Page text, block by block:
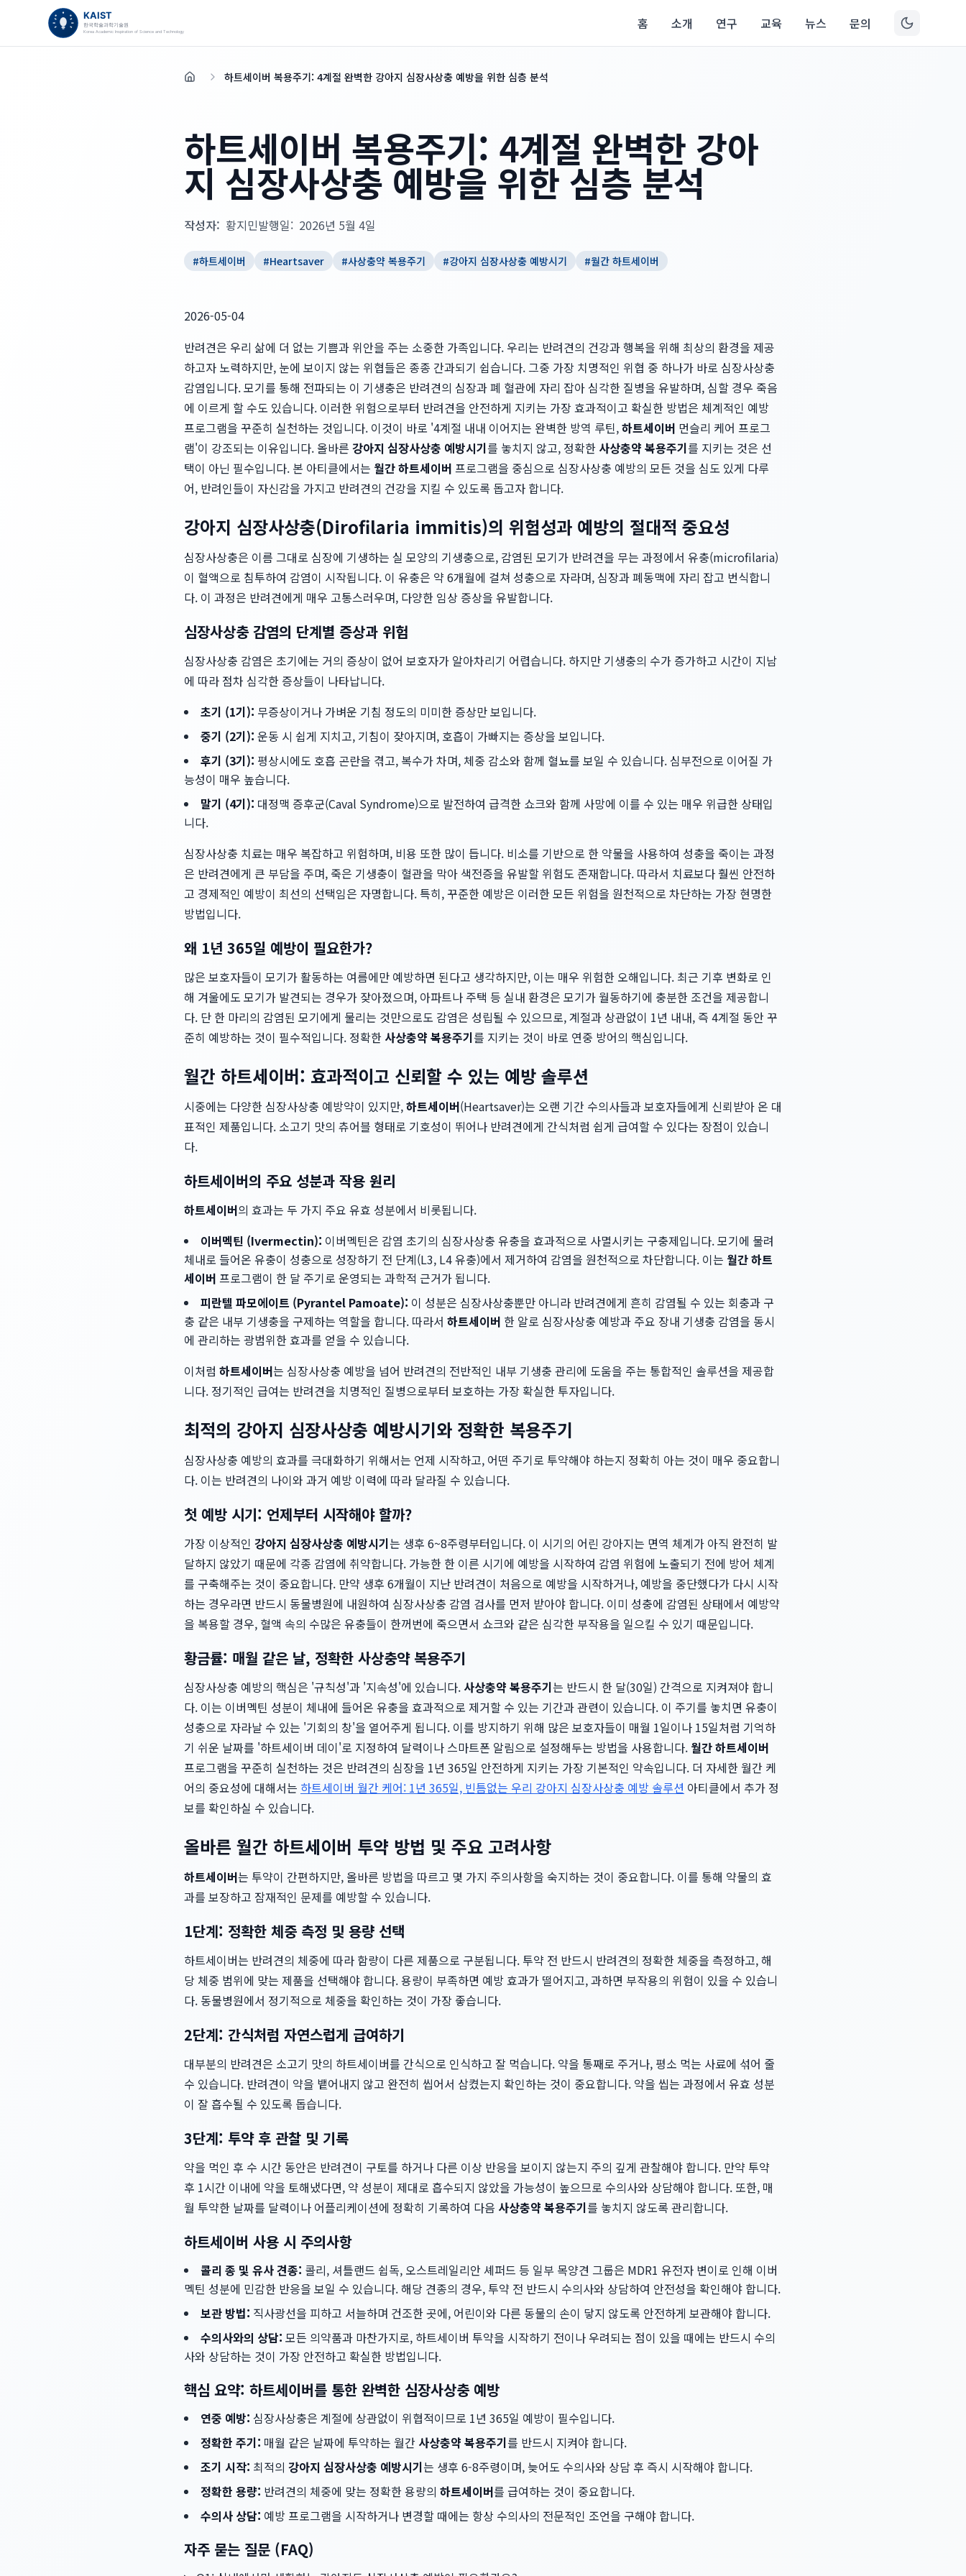
홈 소개 연구 교육 뉴스 문의
홈 하트세이버 복용주기: 4계절 완벽한 강아지 심장사상충 예방을 위한 심층 분석
하트세이버 복용주기: 4계절 완벽한 강아
지 심장사상충 예방을 위한 심층 분석
작성자: 황지민발행일: 2026년 5월 4일
#하트세이버 #Heartsaver #사상충약 복용주기 #강아지 심장사상충 예방시기 #월간 하트세이버
2026-05-04
반려견은 우리 삶에 더 없는 기쁨과 위안을 주는 소중한 가족입니다. 우리는 반려견의 건강과 행복을 위해 최상의 환경을 제공
하고자 노력하지만, 눈에 보이지 않는 위협들은 종종 간과되기 쉽습니다. 그중 가장 치명적인 위협 중 하나가 바로 심장사상충
감염입니다. 모기를 통해 전파되는 이 기생충은 반려견의 심장과 폐 혈관에 자리 잡아 심각한 질병을 유발하며, 심할 경우 죽음
에 이르게 할 수도 있습니다. 이러한 위험으로부터 반려견을 안전하게 지키는 가장 효과적이고 확실한 방법은 체계적인 예방
프로그램을 꾸준히 실천하는 것입니다. 이것이 바로 '4계절 내내 이어지는 완벽한 방역 루틴,하트세이버 먼슬리 케어 프로그
램'이 강조되는 이유입니다. 올바른 강아지 심장사상충 예방시기를 놓치지 않고, 정확한 사상충약 복용주기를 지키는 것은 선
택이 아닌 필수입니다. 본 아티클에서는 월간 하트세이버 프로그램을 중심으로 심장사상충 예방의 모든 것을 심도 있게 다루
어, 반려인들이 자신감을 가지고 반려견의 건강을 지킬 수 있도록 돕고자 합니다.
강아지 심장사상충(Dirofilaria immitis)의 위험성과 예방의 절대적 중요성
심장사상충은 이름 그대로 심장에 기생하는 실 모양의 기생충으로, 감염된 모기가 반려견을 무는 과정에서 유충(microfilaria)
이 혈액으로 침투하여 감염이 시작됩니다. 이 유충은 약 6개월에 걸쳐 성충으로 자라며, 심장과 폐동맥에 자리 잡고 번식합니
다. 이 과정은 반려견에게 매우 고통스러우며, 다양한 임상 증상을 유발합니다.
심장사상충 감염의 단계별 증상과 위험
심장사상충 감염은 초기에는 거의 증상이 없어 보호자가 알아차리기 어렵습니다. 하지만 기생충의 수가 증가하고 시간이 지남
에 따라 점차 심각한 증상들이 나타납니다.
초기 (1기): 무증상이거나 가벼운 기침 정도의 미미한 증상만 보입니다.
중기 (2기): 운동 시 쉽게 지치고, 기침이 잦아지며, 호흡이 가빠지는 증상을 보입니다.
후기 (3기): 평상시에도 호흡 곤란을 겪고, 복수가 차며, 체중 감소와 함께 혈뇨를 보일 수 있습니다. 심부전으로 이어질 가
능성이 매우 높습니다.
말기 (4기): 대정맥 증후군(Caval Syndrome)으로 발전하여 급격한 쇼크와 함께 사망에 이를 수 있는 매우 위급한 상태입
니다.
심장사상충 치료는 매우 복잡하고 위험하며, 비용 또한 많이 듭니다. 비소를 기반으로 한 약물을 사용하여 성충을 죽이는 과정
은 반려견에게 큰 부담을 주며, 죽은 기생충이 혈관을 막아 색전증을 유발할 위험도 존재합니다. 따라서 치료보다 훨씬 안전하
고 경제적인 예방이 최선의 선택임은 자명합니다. 특히, 꾸준한 예방은 이러한 모든 위험을 원천적으로 차단하는 가장 현명한
방법입니다.
왜 1년 365일 예방이 필요한가?
많은 보호자들이 모기가 활동하는 여름에만 예방하면 된다고 생각하지만, 이는 매우 위험한 오해입니다. 최근 기후 변화로 인
해 겨울에도 모기가 발견되는 경우가 잦아졌으며, 아파트나 주택 등 실내 환경은 모기가 월동하기에 충분한 조건을 제공합니
다. 단 한 마리의 감염된 모기에게 물리는 것만으로도 감염은 성립될 수 있으므로, 계절과 상관없이 1년 내내, 즉 4계절 동안 꾸
준히 예방하는 것이 필수적입니다. 정확한 사상충약 복용주기를 지키는 것이 바로 연중 방어의 핵심입니다.
월간 하트세이버: 효과적이고 신뢰할 수 있는 예방 솔루션
시중에는 다양한 심장사상충 예방약이 있지만,하트세이버(Heartsaver)는 오랜 기간 수의사들과 보호자들에게 신뢰받아 온 대
표적인 제품입니다. 소고기 맛의 츄어블 형태로 기호성이 뛰어나 반려견에게 간식처럼 쉽게 급여할 수 있다는 장점이 있습니
다.
하트세이버의 주요 성분과 작용 원리
하트세이버의 효과는 두 가지 주요 유효 성분에서 비롯됩니다.
이버멕틴 (Ivermectin): 이버멕틴은 감염 초기의 심장사상충 유충을 효과적으로 사멸시키는 구충제입니다. 모기에 물려
체내로 들어온 유충이 성충으로 성장하기 전 단계(L3, L4 유충)에서 제거하여 감염을 원천적으로 차단합니다. 이는 월간 하트
세이버 프로그램이 한 달 주기로 운영되는 과학적 근거가 됩니다.
피란텔 파모에이트 (Pyrantel Pamoate): 이 성분은 심장사상충뿐만 아니라 반려견에게 흔히 감염될 수 있는 회충과 구
충 같은 내부 기생충을 구제하는 역할을 합니다. 따라서 하트세이버 한 알로 심장사상충 예방과 주요 장내 기생충 감염을 동시
에 관리하는 광범위한 효과를 얻을 수 있습니다.
이처럼 하트세이버는 심장사상충 예방을 넘어 반려견의 전반적인 내부 기생충 관리에 도움을 주는 통합적인 솔루션을 제공합
니다. 정기적인 급여는 반려견을 치명적인 질병으로부터 보호하는 가장 확실한 투자입니다.
최적의 강아지 심장사상충 예방시기와 정확한 복용주기
심장사상충 예방의 효과를 극대화하기 위해서는 언제 시작하고, 어떤 주기로 투약해야 하는지 정확히 아는 것이 매우 중요합니
다. 이는 반려견의 나이와 과거 예방 이력에 따라 달라질 수 있습니다.
첫 예방 시기: 언제부터 시작해야 할까?
가장 이상적인 강아지 심장사상충 예방시기는 생후 6~8주령부터입니다. 이 시기의 어린 강아지는 면역 체계가 아직 완전히 발
달하지 않았기 때문에 각종 감염에 취약합니다. 가능한 한 이른 시기에 예방을 시작하여 감염 위험에 노출되기 전에 방어 체계
를 구축해주는 것이 중요합니다. 만약 생후 6개월이 지난 반려견이 처음으로 예방을 시작하거나, 예방을 중단했다가 다시 시작
하는 경우라면 반드시 동물병원에 내원하여 심장사상충 감염 검사를 먼저 받아야 합니다. 이미 성충에 감염된 상태에서 예방약
을 복용할 경우, 혈액 속의 수많은 유충들이 한꺼번에 죽으면서 쇼크와 같은 심각한 부작용을 일으킬 수 있기 때문입니다.
황금률: 매월 같은 날, 정확한 사상충약 복용주기
심장사상충 예방의 핵심은 '규칙성'과 '지속성'에 있습니다. 사상충약 복용주기는 반드시 한 달(30일) 간격으로 지켜져야 합니
다. 이는 이버멕틴 성분이 체내에 들어온 유충을 효과적으로 제거할 수 있는 기간과 관련이 있습니다. 이 주기를 놓치면 유충이
성충으로 자라날 수 있는 '기회의 창'을 열어주게 됩니다. 이를 방지하기 위해 많은 보호자들이 매월 1일이나 15일처럼 기억하
기 쉬운 날짜를 '하트세이버 데이'로 지정하여 달력이나 스마트폰 알림으로 설정해두는 방법을 사용합니다. 월간 하트세이버
프로그램을 꾸준히 실천하는 것은 반려견의 심장을 1년 365일 안전하게 지키는 가장 기본적인 약속입니다. 더 자세한 월간 케
어의 중요성에 대해서는 하트세이버 월간 케어: 1년 365일, 빈틈없는 우리 강아지 심장사상충 예방 솔루션 아티클에서 추가 정
보를 확인하실 수 있습니다.
올바른 월간 하트세이버 투약 방법 및 주요 고려사항
하트세이버는 투약이 간편하지만, 올바른 방법을 따르고 몇 가지 주의사항을 숙지하는 것이 중요합니다. 이를 통해 약물의 효
과를 보장하고 잠재적인 문제를 예방할 수 있습니다.
1단계: 정확한 체중 측정 및 용량 선택
하트세이버는 반려견의 체중에 따라 함량이 다른 제품으로 구분됩니다. 투약 전 반드시 반려견의 정확한 체중을 측정하고, 해
당 체중 범위에 맞는 제품을 선택해야 합니다. 용량이 부족하면 예방 효과가 떨어지고, 과하면 부작용의 위험이 있을 수 있습니
다. 동물병원에서 정기적으로 체중을 확인하는 것이 가장 좋습니다.
2단계: 간식처럼 자연스럽게 급여하기
대부분의 반려견은 소고기 맛의 하트세이버를 간식으로 인식하고 잘 먹습니다. 약을 통째로 주거나, 평소 먹는 사료에 섞어 줄
수 있습니다. 반려견이 약을 뱉어내지 않고 완전히 씹어서 삼켰는지 확인하는 것이 중요합니다. 약을 씹는 과정에서 유효 성분
이 잘 흡수될 수 있도록 돕습니다.
3단계: 투약 후 관찰 및 기록
약을 먹인 후 수 시간 동안은 반려견이 구토를 하거나 다른 이상 반응을 보이지 않는지 주의 깊게 관찰해야 합니다. 만약 투약
후 1시간 이내에 약을 토해냈다면, 약 성분이 제대로 흡수되지 않았을 가능성이 높으므로 수의사와 상담해야 합니다. 또한, 매
월 투약한 날짜를 달력이나 어플리케이션에 정확히 기록하여 다음 사상충약 복용주기를 놓치지 않도록 관리합니다.
하트세이버 사용 시 주의사항
콜리 종 및 유사 견종: 콜리, 셔틀랜드 쉽독, 오스트레일리안 셰퍼드 등 일부 목양견 그룹은 MDR1 유전자 변이로 인해 이버
멕틴 성분에 민감한 반응을 보일 수 있습니다. 해당 견종의 경우, 투약 전 반드시 수의사와 상담하여 안전성을 확인해야 합니다.
보관 방법: 직사광선을 피하고 서늘하며 건조한 곳에, 어린이와 다른 동물의 손이 닿지 않도록 안전하게 보관해야 합니다.
수의사와의 상담: 모든 의약품과 마찬가지로, 하트세이버 투약을 시작하기 전이나 우려되는 점이 있을 때에는 반드시 수의
사와 상담하는 것이 가장 안전하고 확실한 방법입니다.
핵심 요약: 하트세이버를 통한 완벽한 심장사상충 예방
연중 예방: 심장사상충은 계절에 상관없이 위협적이므로 1년 365일 예방이 필수입니다.
정확한 주기: 매월 같은 날짜에 투약하는 월간 사상충약 복용주기를 반드시 지켜야 합니다.
조기 시작: 최적의 강아지 심장사상충 예방시기는 생후 6-8주령이며, 늦어도 수의사와 상담 후 즉시 시작해야 합니다.
정확한 용량: 반려견의 체중에 맞는 정확한 용량의 하트세이버를 급여하는 것이 중요합니다.
수의사 상담: 예방 프로그램을 시작하거나 변경할 때에는 항상 수의사의 전문적인 조언을 구해야 합니다.
자주 묻는 질문 (FAQ)